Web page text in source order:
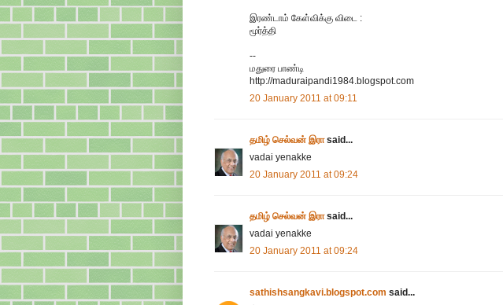
இரண்டாம் கேள்விக்கு விடை :
மூர்த்தி
--
மதுரை பாண்டி
http://maduraipandi1984.blogspot.com
20 January 2011 at 09:11
தமிழ் செல்வன் இராsaid...
vadai yenakke
20 January 2011 at 09:24
தமிழ் செல்வன் இராsaid...
vadai yenakke
20 January 2011 at 09:24
sathishsangkavi.blogspot.com said...